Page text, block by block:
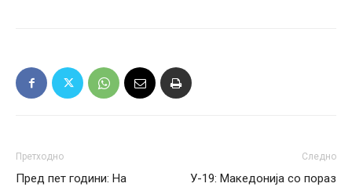
Претходно
Пред пет години: На
Следно
У-19: Македонија со пораз